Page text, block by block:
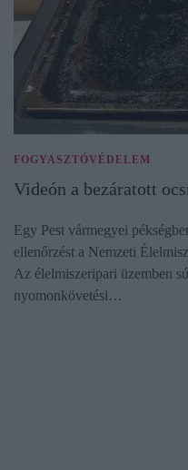
FOGYASZTÓVÉDELEM
Videón a bezáratott
Egy Pest vármegyei
ellenőrzést a Nemzeti
Az élelmiszeripari üzemben
nyomonkövetési…